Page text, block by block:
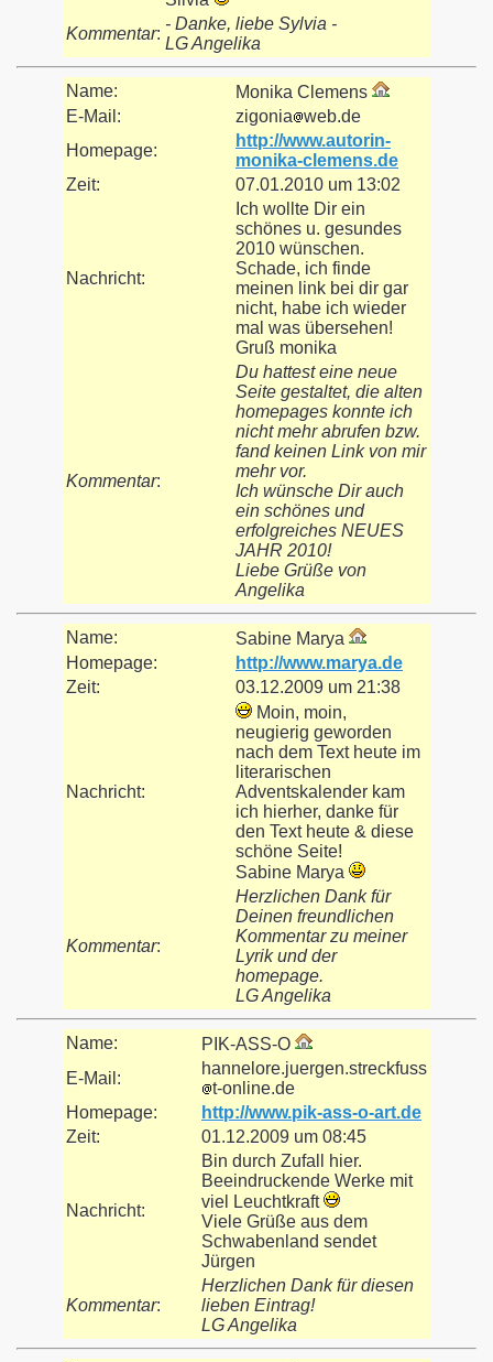
Kommentar:
- Danke, liebe Sylvia -
LG Angelika
Name:
Monika Clemens
E-Mail:
zigonia
web.de
Homepage:
http://www.autorin-
monika-clemens.de
Zeit:
07.01.2010 um 13:02
Nachricht:
Ich wollte Dir ein
schönes u. gesundes
2010 wünschen.
Schade, ich finde
meinen link bei dir gar
nicht, habe ich wieder
mal was übersehen!
Gruß monika
Kommentar:
Du hattest eine neue
Seite gestaltet, die alten
homepages konnte ich
nicht mehr abrufen bzw.
fand keinen Link von mir
mehr vor.
Ich wünsche Dir auch
ein schönes und
erfolgreiches NEUES
JAHR 2010!
Liebe Grüße von
Angelika
Name:
Sabine Marya
Homepage:
http://www.marya.de
Zeit:
03.12.2009 um 21:38
Nachricht:
Moin, moin,
neugierig geworden
nach dem Text heute im
literarischen
Adventskalender kam
ich hierher, danke für
den Text heute & diese
schöne Seite!
Sabine Marya
Kommentar:
Herzlichen Dank für
Deinen freundlichen
Kommentar zu meiner
Lyrik und der
homepage.
LG Angelika
Name:
PIK-ASS-O
E-Mail:
hannelore.juergen.streckfuss
t-online.de
Homepage:
http://www.pik-ass-o-art.de
Zeit:
01.12.2009 um 08:45
Nachricht:
Bin durch Zufall hier.
Beeindruckende Werke mit
viel Leuchtkraft
Viele Grüße aus dem
Schwabenland sendet
Jürgen
Kommentar:
Herzlichen Dank für diesen
lieben Eintrag!
LG Angelika